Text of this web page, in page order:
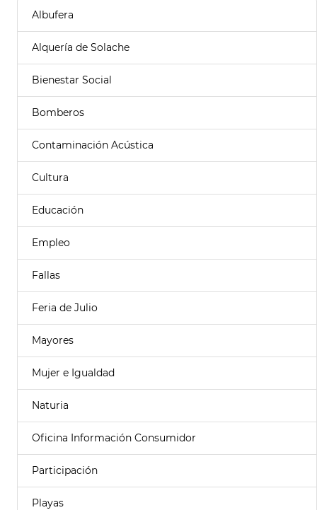
Albufera
Alquería de Solache
Bienestar Social
Bomberos
Contaminación Acústica
Cultura
Educación
Empleo
Fallas
Feria de Julio
Mayores
Mujer e Igualdad
Naturia
Oficina Información Consumidor
Participación
Playas